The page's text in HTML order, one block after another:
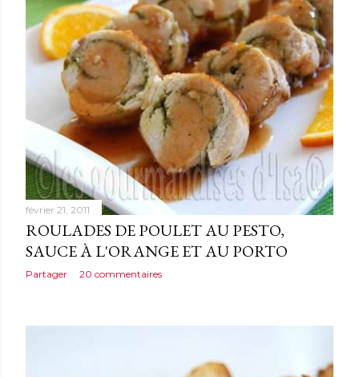
février 21, 2011
ROULADES DE POULET AU PESTO,
SAUCE À L'ORANGE ET AU PORTO
Partager 20 commentaires